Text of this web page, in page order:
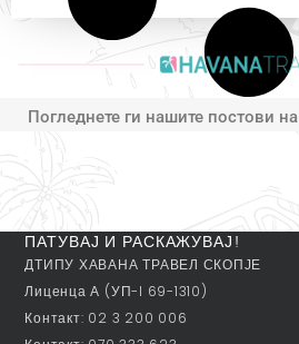
Погледнете ги нашите постови на
ПАТУВАЈ И РАСКАЖУВАЈ!
ДТИПУ ХАВАНА ТРАВЕЛ СКОПЈЕ
Лиценца А (УП-I 69-1310)
Контакт: 02 3 200 006